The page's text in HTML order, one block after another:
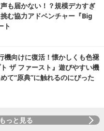
も届かない！？規模デカすぎ
む協力アドベンチャー『Big
ト
機向けに復活！懐かしくも色褪
ザ ファースト』遊びやすい機
て“原典”に触れるのにぴった
っと見る